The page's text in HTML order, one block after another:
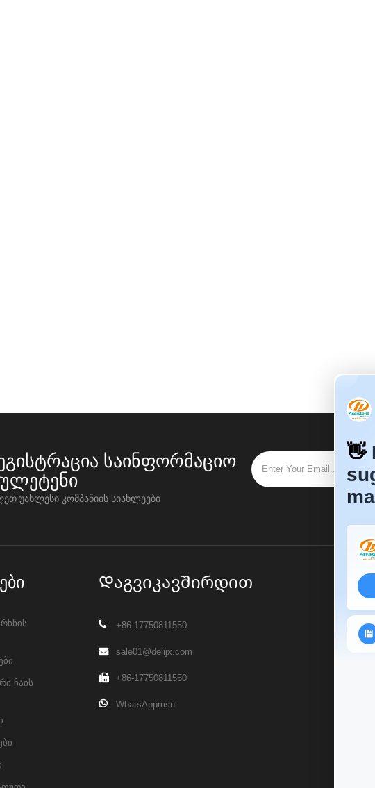
საინფორმაციო
უახლესი კომპანიის სიახლეები
ჩაის
Დაგვიკავშირდით
+86-17750811550
sale01@delijx.com
+86-17750811550
WhatsAppmsn